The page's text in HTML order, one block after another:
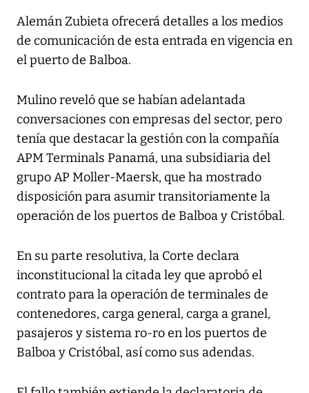
Alemán Zubieta ofrecerá detalles a los medios
de comunicación de esta entrada en vigencia en
el puerto de Balboa.
Mulino reveló que se habían adelantada
conversaciones con empresas del sector, pero
tenía que destacar la gestión con la compañía
APM Terminals Panamá, una subsidiaria del
grupo AP Moller-Maersk, que ha mostrado
disposición para asumir transitoriamente la
operación de los puertos de Balboa y Cristóbal.
En su parte resolutiva, la Corte declara
inconstitucional la citada ley que aprobó el
contrato para la operación de terminales de
contenedores, carga general, carga a granel,
pasajeros y sistema ro-ro en los puertos de
Balboa y Cristóbal, así como sus adendas.